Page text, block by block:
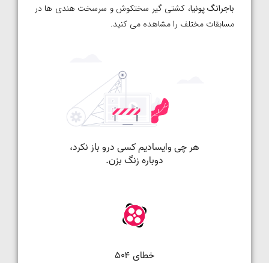
باجرانگ پونیا، کشتی گیر سختکوش و سرسخت هندی ها در
مسابقات مختلف را مشاهده می کنید.